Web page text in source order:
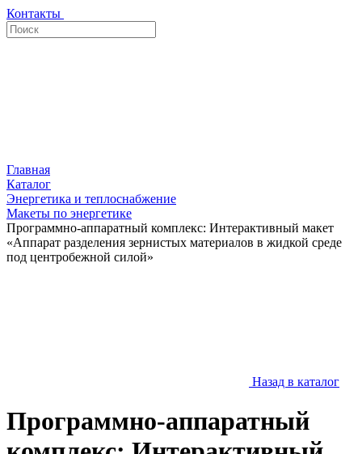
Контакты
Главная
Каталог
Энергетика и теплоснабжение
Макеты по энергетике
Программно-аппаратный комплекс: Интерактивный макет
«Аппарат разделения зернистых материалов в жидкой среде
под центробежной силой»
Назад в каталог
Программно-аппаратный